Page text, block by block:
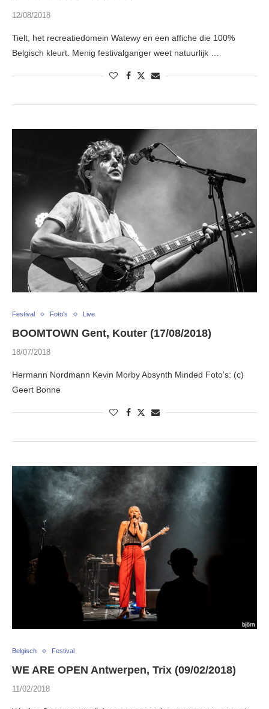
12/08/2018
Tielt, het recreatiedomein Watewy en een affiche die 100%
Belgisch kleurt. Menig festivalganger weet natuurlijk …
Festival Foto's Live
BOOMTOWN Gent, Kouter (17/08/2018)
18/07/2018
Hermann Nordmann Kevin Morby Absynth Minded Foto’s: (c)
Geert Bonne
Belgisch Festival
WE ARE OPEN Antwerpen, Trix (09/02/2018)
11/02/2018